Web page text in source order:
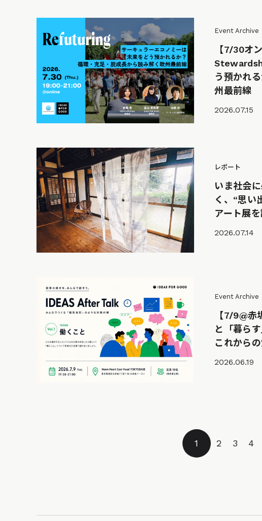
Event Archive
【7/30オ
う預かれ
州最前線
2026.07.15
レポート
いま社会
く、“思い
アート展
2026.07.14
Event Archive
【7/9@
と「暮ら
これから
2026.06.19
1 2 3 4